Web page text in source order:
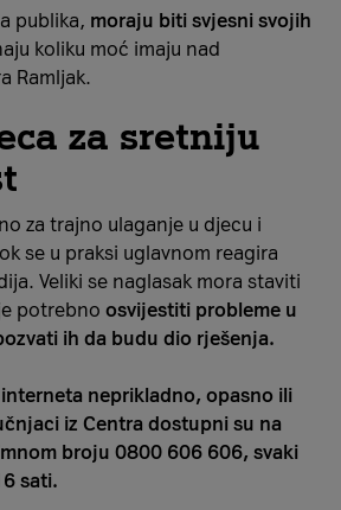
publika, moraju biti svjesni svojih
koliku moć imaju nad
Ramljak.
za sretniju
za trajno ulaganje u djecu i
se u praksi uglavnom reagira
Veliki se naglasak mora staviti
potrebno osvijestiti probleme u
ih da budu dio rješenja.
neprikladno, opasno ili
iz Centra dostupni su na
broju 0800 606 606, svaki
sati.